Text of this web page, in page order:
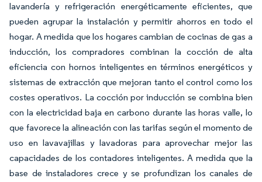
lavandería y refrigeración energéticamente eficientes, que
pueden agrupar la instalación y permitir ahorros en todo el
hogar. A medida que los hogares cambian de cocinas de gas a
inducción, los compradores combinan la cocción de alta
eficiencia con hornos inteligentes en términos energéticos y
sistemas de extracción que mejoran tanto el control como los
costes operativos. La cocción por inducción se combina bien
con la electricidad baja en carbono durante las horas valle, lo
que favorece la alineación con las tarifas según el momento de
uso en lavavajillas y lavadoras para aprovechar mejor las
capacidades de los contadores inteligentes. A medida que la
base de instaladores crece y se profundizan los canales de